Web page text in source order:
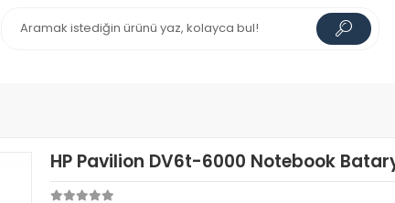
HP Pavilion DV6t-6000 Notebook